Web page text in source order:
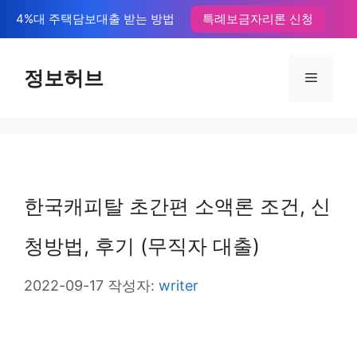
텐
4%대 주택담보대출 받는 방법 특례보금자리론 신청
정보허브 메
한국캐피탈 초간편 소액론 조건, 신
청방법, 후기 (무직자 대출)
2022-09-17 작성자: writer